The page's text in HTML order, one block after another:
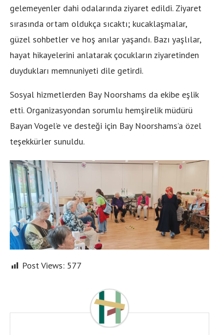
gelemeyenler dahi odalarında ziyaret edildi. Ziyaret
sırasında ortam oldukça sıcaktı; kucaklaşmalar,
güzel sohbetler ve hoş anılar yaşandı. Bazı yaşlılar,
hayat hikayelerini anlatarak çocukların ziyaretinden
duydukları memnuniyeti dile getirdi.
Sosyal hizmetlerden Bay Noorshams da ekibe eşlik
etti. Organizasyondan sorumlu hemşirelik müdürü
Bayan Vogel’e ve desteği için Bay Noorshams’a özel
teşekkürler sunuldu.
Post Views: 577